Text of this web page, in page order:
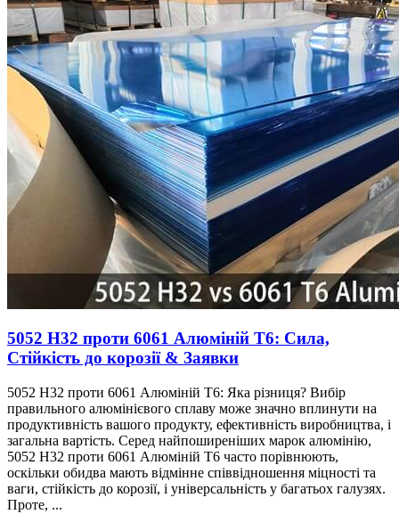
5052 H32 проти 6061 Алюміній T6: Сила,
Стійкість до корозії & Заявки
5052 H32 проти 6061 Алюміній T6: Яка різниця? Вибір
правильного алюмінієвого сплаву може значно вплинути на
продуктивність вашого продукту, ефективність виробництва, і
загальна вартість. Серед найпоширеніших марок алюмінію,
5052 H32 проти 6061 Алюміній T6 часто порівнюють,
оскільки обидва мають відмінне співвідношення міцності та
ваги, стійкість до корозії, і універсальність у багатьох галузях.
Проте, ...